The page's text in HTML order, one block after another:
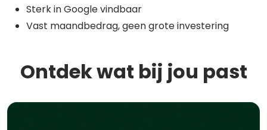
Sterk in Google vindbaar
Vast maandbedrag, geen grote investering
Ontdek wat bij jou past